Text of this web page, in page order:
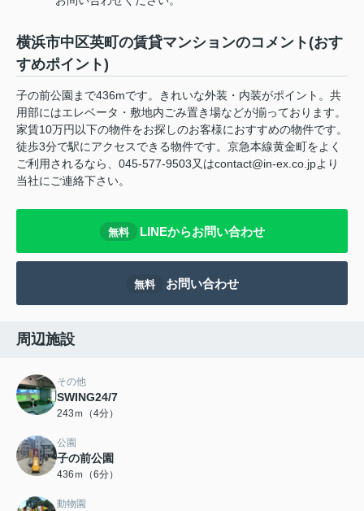
横浜市中区英町の賃貸マンションのコメント(おす
すめポイント)
子の前公園まで436mです。きれいな外装・内装がポイント。共
用部にはエレベータ・敷地内ごみ置き場などが揃っております。
家賃10万円以下の物件をお探しのお客様におすすめの物件です。
徒歩3分で駅にアクセスできる物件です。京急本線黄金町をよく
ご利用されるなら、045-577-9503又はcontact@in-ex.co.jpより
当社にご連絡下さい。
無料 LINEからお問い合わせ
無料 お問い合わせ
周辺施設
その他
SWING24/7
243ｍ（4分）
公園
子の前公園
436ｍ（6分）
動物園